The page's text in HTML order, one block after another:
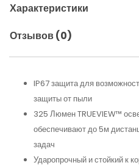
Характеристики
Отзывов (0)
IP67 защита для
защиты от пыли
325 Люмен TRUEVIEW™
обеспечивают до 5м
задач
Ударопрочный и стойкий к